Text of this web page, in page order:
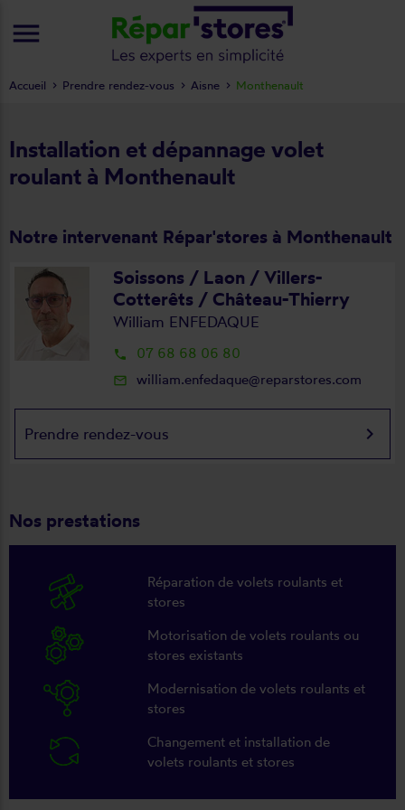
Installation et dépannage volet
roulant à Monthenault
Notre intervenant Répar'stores à Monthenault
Soissons / Laon / Villers-
Cotterêts / Château-Thierry
William ENFEDAQUE
local_phone 07 68 68 06 80
mail_outline william.enfedaque@reparstores.com
Prendre rendez-vous keyboard_arrow_right
Nos prestations
Réparation de volets roulants et
stores
Motorisation de volets roulants ou
stores existants
Modernisation de volets roulants et
stores
Changement et installation de
volets roulants et stores
Accueil Prendre rendez-vous Aisne Monthenault
menu